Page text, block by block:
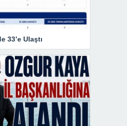
33’e Ulaştı